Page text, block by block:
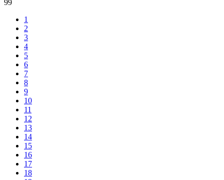
99
1
2
3
4
5
6
7
8
9
10
11
12
13
14
15
16
17
18